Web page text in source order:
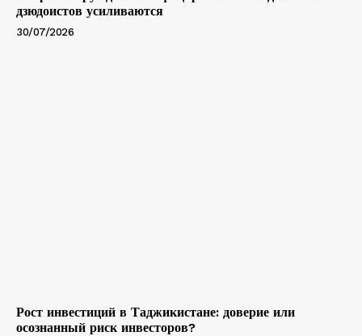
дзюдоистов усиливаются
30/07/2026
Рост инвестиций в Таджикистане: доверие или
осознанный риск инвесторов?